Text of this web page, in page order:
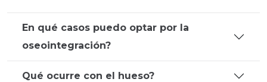
En qué casos puedo optar por la
oseointegración?
Qué ocurre con el hueso?